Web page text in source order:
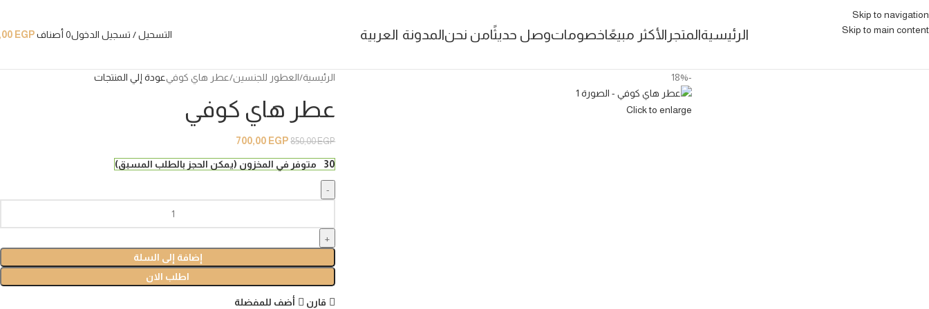
Skip to navigation
Skip to main content
الرئيسيةالمتجر الأكثر مبيعًاخصوماتوصل حديثًامن نحنالمدونة العربية التسحيل / تسجيل الدخول0 أصنافEGP
-18%
Click to enlarge
الرئيسية العطور للجنسين عطر هاي كوفيعودة إلي المنتجات
عطر هاي كوفي
850,00EGP
700,00 EGP
30 متوفر في المخزون (يمكن الحجز بالطلب المسبق)
إضافة إلى السلة
اطلب الان
قارن أضف للمفضلة